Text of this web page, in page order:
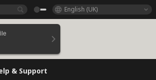
English (UK)
& Support